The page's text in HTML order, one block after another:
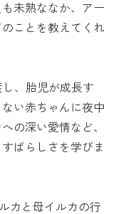
未熟ななか、アー
ことを教えてくれ
、胎児が成長す
い赤ちゃんに夜中
の深い愛情など、
ばらしさを学びま
カと母イルカの行